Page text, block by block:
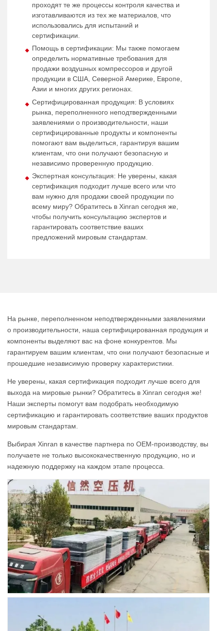
проходят те же процессы контроля качества и
изготавливаются из тех же материалов, что
использовались для испытаний и
сертификации.
Помощь в сертификации: Мы также помогаем
определить нормативные требования для
продажи воздушных компрессоров и другой
продукции в США, Северной Америке, Европе,
Азии и многих других регионах.
Сертифицированная продукция: В условиях
рынка, переполненного неподтвержденными
заявлениями о производительности, наши
сертифицированные продукты и компоненты
помогают вам выделиться, гарантируя вашим
клиентам, что они получают безопасную и
независимо проверенную продукцию.
Экспертная консультация: Не уверены, какая
сертификация подходит лучше всего или что
вам нужно для продажи своей продукции по
всему миру? Обратитесь в Xinran сегодня же,
чтобы получить консультацию экспертов и
гарантировать соответствие ваших
предложений мировым стандартам.
На рынке, переполненном неподтвержденными заявлениями
о производительности, наша сертифицированная продукция и
компоненты выделяют вас на фоне конкурентов. Мы
гарантируем вашим клиентам, что они получают безопасные и
прошедшие независимую проверку характеристики.
Не уверены, какая сертификация подходит лучше всего для
выхода на мировые рынки? Обратитесь в Xinran сегодня же!
Наши эксперты помогут вам подобрать необходимую
сертификацию и гарантировать соответствие ваших продуктов
мировым стандартам.
Выбирая Xinran в качестве партнера по OEM-производству, вы
получаете не только высококачественную продукцию, но и
надежную поддержку на каждом этапе процесса.